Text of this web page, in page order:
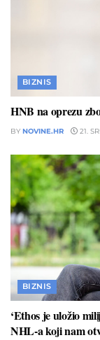
BIZNIS
HNB na oprezu
BY NOVINE.HR 21.
BIZNIS
‘Ethos je uložio
NHL-a koji nam